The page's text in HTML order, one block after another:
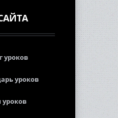
уроков
уроков